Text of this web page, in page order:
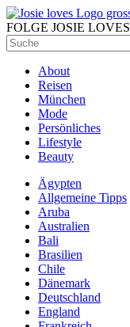
FOLGE JOSIE LOVES
About
Reisen
München
Mode
Persönliches
Lifestyle
Beauty
Ägypten
Allgemeine Tipps
Aruba
Australien
Bali
Brasilien
Chile
Dänemark
Deutschland
England